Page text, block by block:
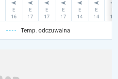
Temp. odczuwalna